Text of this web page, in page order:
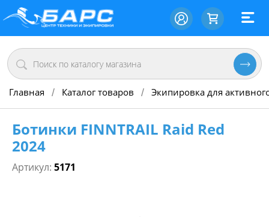
Главная / Каталог товаров / Экипировка для
Ботинки FINNTRAIL Raid Red
2024
Артикул: 5171